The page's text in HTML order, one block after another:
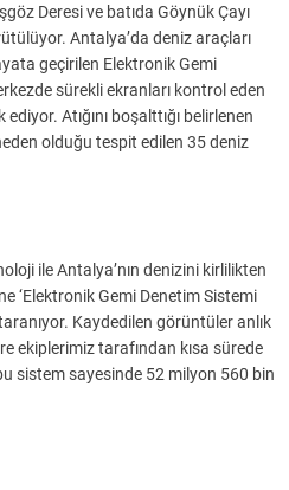
Deresi ve batıda Göynük Çayı
Antalya’da deniz araçları
geçirilen Elektronik Gemi
sürekli ekranları kontrol eden
Atığını boşalttığı belirlenen
olduğu tespit edilen 35 deniz
ile Antalya’nın denizini kirlilikten
‘Elektronik Gemi Denetim Sistemi
Kaydedilen görüntüler anlık
ekiplerimiz tarafından kısa sürede
sistem sayesinde 52 milyon 560 bin